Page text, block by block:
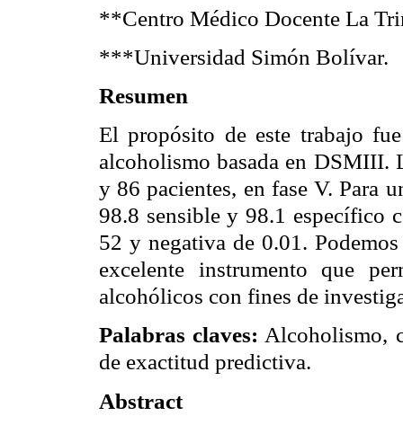
**Centro Médico Docente La
***Universidad Simón Bolívar.
Resumen
El propósito de este trabajo
alcoholismo basada en DSMIII.
y 86 pacientes, en fase V. Para
98.8 sensible y 98.1 específico
52 y negativa de 0.01.
excelente instrumento que
alcohólicos con fines de
Palabras claves: Alcoholismo,
de exactitud predictiva.
Abstract